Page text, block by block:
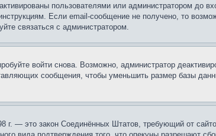
пользователями или администратором до
Если email-сообщение не получено, то
связаться с администратором.
войти снова. Возможно, администратор
сообщения, чтобы уменьшить размер базы
г. — это закон Соединённых Штатов, требующий от